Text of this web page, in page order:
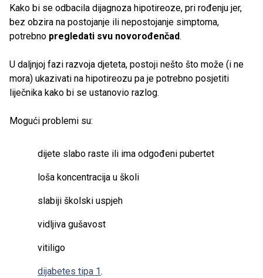
Kako bi se odbacila dijagnoza hipotireoze, pri rođenju jer,
bez obzira na postojanje ili nepostojanje simptoma,
potrebno pregledati svu novorođenčad.
U daljnjoj fazi razvoja djeteta, postoji nešto što može (i ne
mora) ukazivati na hipotireozu pa je potrebno posjetiti
liječnika kako bi se ustanovio razlog.
Mogući problemi su:
dijete slabo raste ili ima odgođeni pubertet
loša koncentracija u školi
slabiji školski uspjeh
vidljiva gušavost
vitiligo
dijabetes tipa 1.